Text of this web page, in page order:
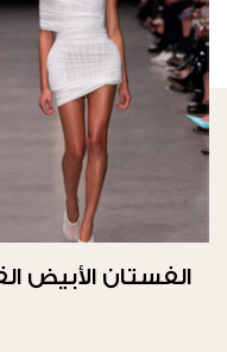
الفستان الأبيض